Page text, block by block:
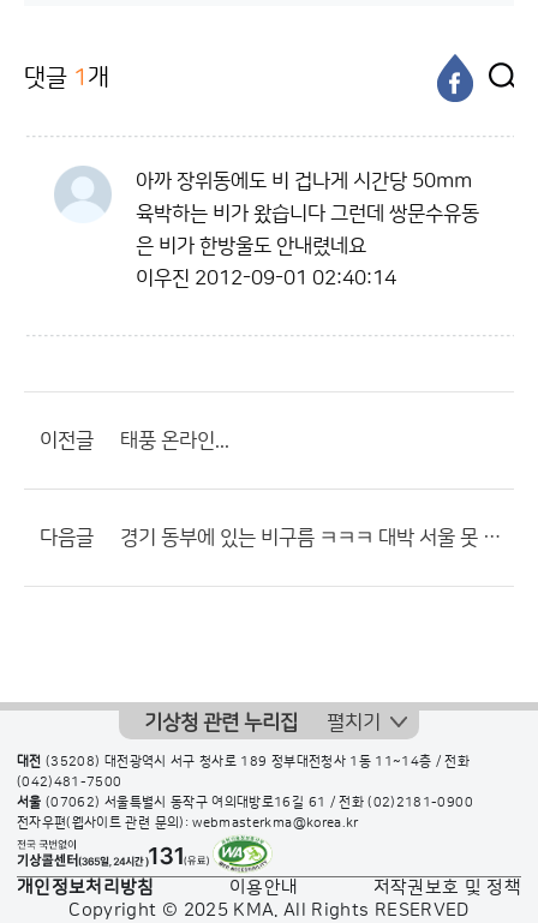
댓글 1 개
아까 장위동에도 비 겁나게 시간당 50mm
육박하는 비가 왔습니다 그런데 쌍문수유동
은 비가 한방울도 안내렸네요
이우진 2012-09-01 02:40:14
이전글 태풍 온라인...
다음글 경기 동부에 있는 비구름 ㅋㅋㅋ 대박 서울 못 들어옴 ㅋㅋ
기상청 관련 누리집 펼치기
대전 (35208) 대전광역시 서구 청사로 189 정부대전청사 1동 11~14층 / 전화
(042)481-7500
서울 (07062) 서울특별시 동작구 여의대방로16길 61 / 전화(02)2181-0900
전자우편(웹사이트 관련 문의): webmasterkma@korea.kr
개인정보처리방침 이용안내
저작권보호 및 정책
Copyright © 2025 KMA. All Rights RESERVED